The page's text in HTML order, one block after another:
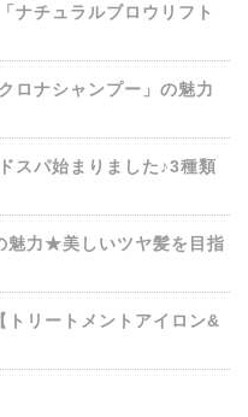
ナチュラルブロウリフト
ロナシャンプー」の魅力
スパ始まりました♪3種類
魅力★美しいツヤ髪を目指
リートメントアイロン&